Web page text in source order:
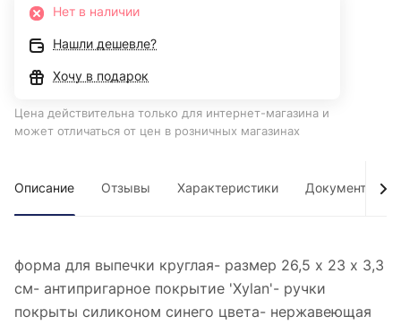
Нет в наличии
Нашли дешевле?
Хочу в подарок
Цена действительна только для интернет-магазина и
может отличаться от цен в розничных магазинах
Описание Отзывы Характеристики Документы
форма для выпечки круглая- размер 26,5 х 23 х 3,3
см- антипригарное покрытие 'Xylan'- ручки
покрыты силиконом синего цвета- нержавеющая